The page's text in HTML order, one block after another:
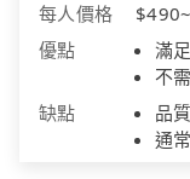
每人價格
優點
滿
不
缺點
品
通